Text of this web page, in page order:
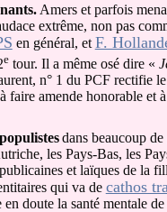
Amers et parfois
extrême, non pas
en général, et F.
etour. Il a même osé dire «
n° 1 du PCF rectifie
faire amende honorable
dans beaucoup
les Pays-Bas, les
et laïques de la
qui va de cathos
doute la santé mentale